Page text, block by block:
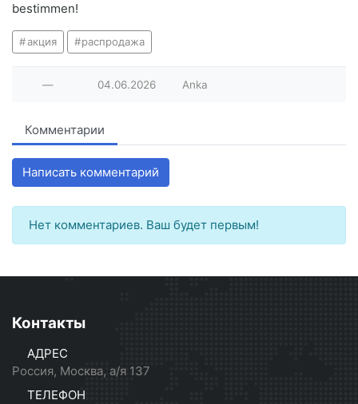
bestimmen!
акция распродажа
— 04.06.2026 Anka
Комментарии
Написать комментарий
Нет комментариев. Ваш будет первым!
Контакты
АДРЕС
Россия, Москва, а/я 137
ТЕЛЕФОН